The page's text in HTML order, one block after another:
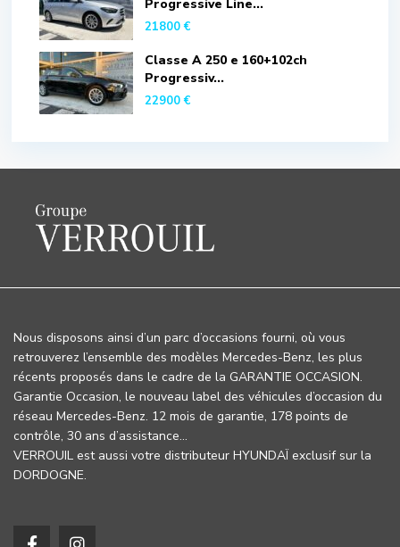
Progressive Line...
21800 €
Classe A 250 e 160+102ch
Progressiv...
22900 €
Nous disposons ainsi d’un parc d’occasions fourni, où vous
retrouverez l’ensemble des modèles Mercedes-Benz, les plus
récents proposés dans le cadre de la GARANTIE OCCASION.
Garantie Occasion, le nouveau label des véhicules d’occasion du
réseau Mercedes-Benz. 12 mois de garantie, 178 points de
contrôle, 30 ans d’assistance…
VERROUIL est aussi votre distributeur HYUNDAÏ exclusif sur la
DORDOGNE.